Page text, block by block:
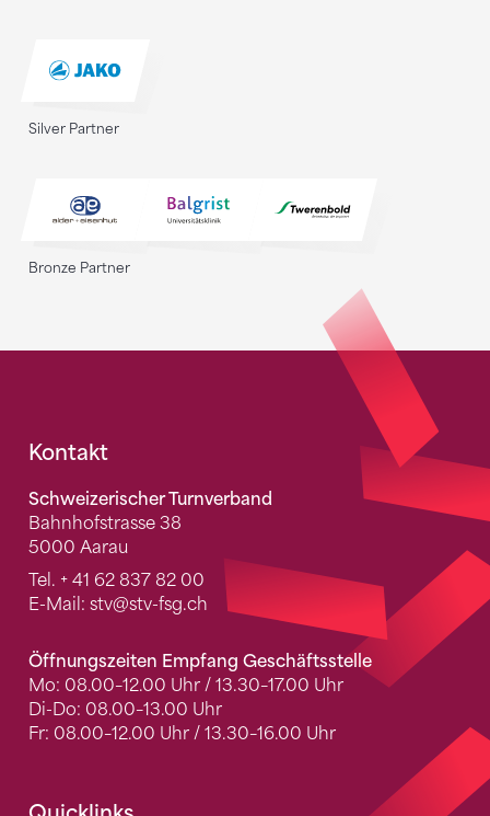
Silver Partner
Bronze Partner
Fusszeile
Kontakt
Schweizerischer Turnverband
Bahnhofstrasse 38
5000 Aarau
Tel. + 41 62 837 82 00
E-Mail: stv@stv-fsg.ch
Öffnungszeiten Empfang Geschäftsstelle
Mo: 08.00–12.00 Uhr / 13.30–17.00 Uhr
Di-Do: 08.00–13.00 Uhr
Fr: 08.00–12.00 Uhr / 13.30–16.00 Uhr